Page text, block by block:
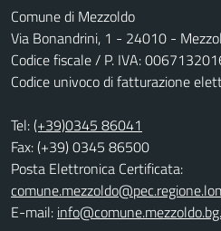
Comune di Mezzoldo
Via Bonandrini, 1 - 24010 -
Codice fiscale / P. IVA:
Codice univoco di fatturazione
Tel:(+39)0345 86041
Fax: (+39) 0345 86500
Posta Elettronica Certificata:
E-mail: